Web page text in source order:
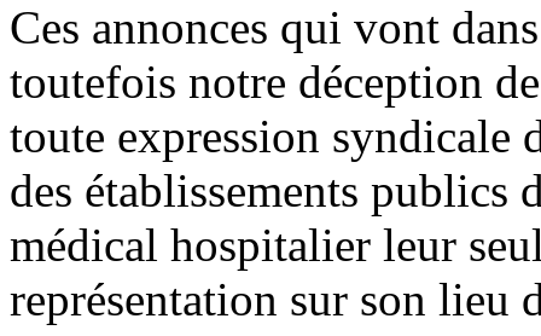
Ces annonces qui vont
toutefois notre déception
toute expression syndicale
des établissements publics
médical hospitalier leur
représentation sur son lieu